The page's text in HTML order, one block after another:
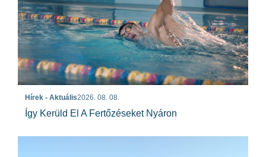
Hírek - Aktuális2026. 08. 08.
Így Kerüld El A Fertőzéseket Nyáron